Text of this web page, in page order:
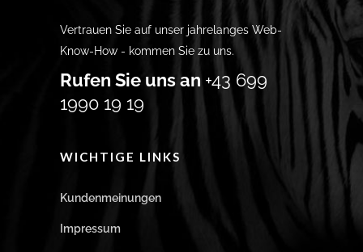
Vertrauen Sie auf unser jahrelanges Web-
Know-How - kommen Sie zu uns.
Rufen Sie uns an +43 699
1990 19 19
WICHTIGE LINKS
Kundenmeinungen
Impressum